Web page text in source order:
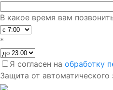
В какое время вам
*
Я согласен на обработку
Защита от автоматического